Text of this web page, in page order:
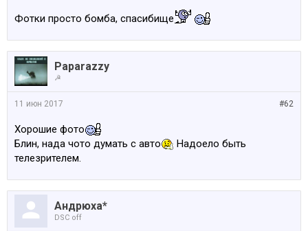
Фотки просто бомба, спасибище
Paparazzy
☭
#62
11 июн 2017
Хорошие фото
Блин, нада чото думать с авто
Надоело быть
телезрителем.
Андрюха*
DSC off